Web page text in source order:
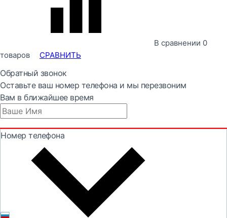
В сравнении 0
товаров
СРАВНИТЬ
Обратный звонок
Оставьте ваш номер телефона и мы перезвоним
Вам в ближайшее время
Номер телефона